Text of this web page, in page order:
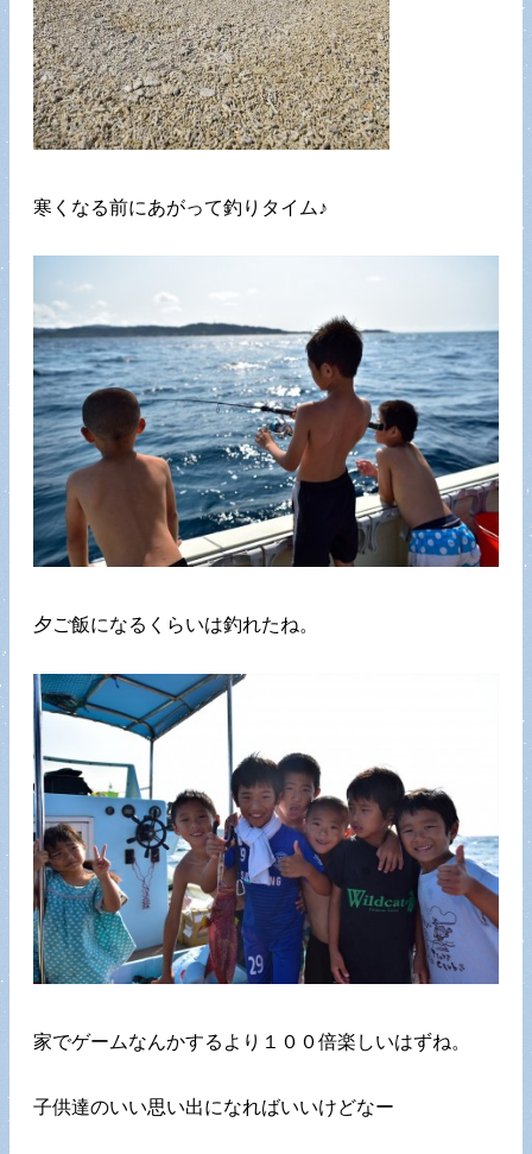
寒くなる前にあがって釣りタイム♪
夕ご飯になるくらいは釣れたね。
家でゲームなんかするより１００倍楽しいはずね。
子供達のいい思い出になればいいけどなー